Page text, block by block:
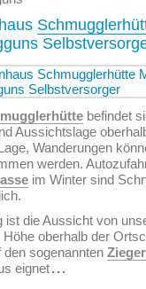
befindet
Aussichtslage
Wanderungen
werden.
im Winter sind
ist die Aussicht von
Höhe oberhalb der
den sogenannten
eignet...